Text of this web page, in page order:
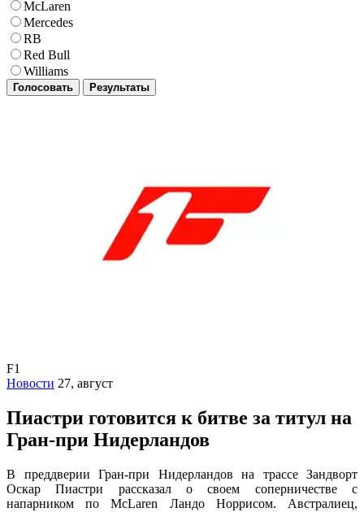
McLaren
Mercedes
RB
Red Bull
Williams
Голосовать Результаты
F1
Новости 27, август
Пиастри готовится к битве за титул на
Гран-при Нидерландов
В преддверии Гран-при Нидерландов на трассе Зандворт
Оскар Пиастри рассказал о своем соперничестве с
напарником по McLaren Ландо Норрисом. Австралиец,